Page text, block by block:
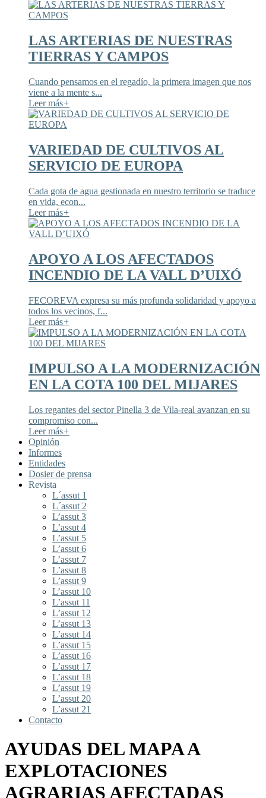
LAS ARTERIAS DE NUESTRAS
TIERRAS Y CAMPOS
Cuando pensamos en el regadío, la primera imagen que nos
viene a la mente s...
Leer más+
VARIEDAD DE CULTIVOS AL
SERVICIO DE EUROPA
Cada gota de agua gestionada en nuestro territorio se traduce
en vida, econ...
Leer más+
APOYO A LOS AFECTADOS
INCENDIO DE LA VALL D’UIXÓ
FECOREVA expresa su más profunda solidaridad y apoyo a
todos los vecinos, f...
Leer más+
IMPULSO A LA MODERNIZACIÓN
EN LA COTA 100 DEL MIJARES
Los regantes del sector Pinella 3 de Vila-real avanzan en su
compromiso con...
Leer más+
Opinión
Informes
Entidades
Dosier de prensa
Revista
L´assut 1
L´assut 2
L’assut 3
L’assut 4
L’assut 5
L’assut 6
L’assut 7
L’assut 8
L’assut 9
L’assut 10
L’assut 11
L’assut 12
L’assut 13
L’assut 14
L’assut 15
L’assut 16
L’assut 17
L’assut 18
L’assut 19
L’assut 20
L’assut 21
Contacto
AYUDAS DEL MAPA A
EXPLOTACIONES
AGRARIAS AFECTADAS